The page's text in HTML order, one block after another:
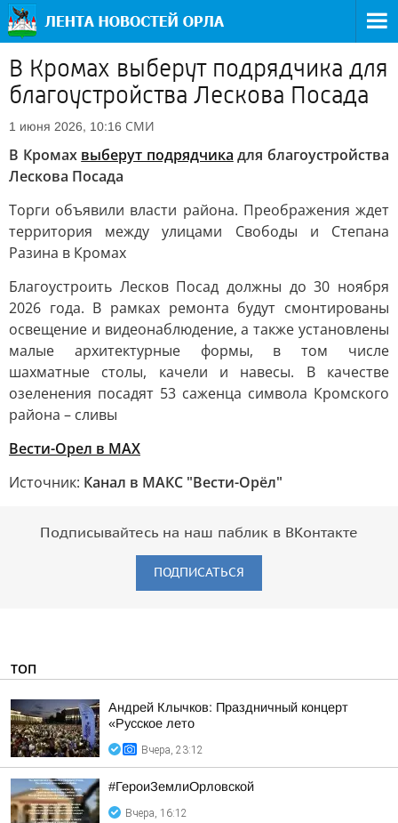
В Кромах выберут подрядчика для
благоустройства Лескова Посада
1 июня 2026, 10:16 СМИ
В Кромах выберут подрядчика для благоустройства
Лескова Посада
Торги объявили власти района. Преображения ждет
территория между улицами Свободы и Степана
Разина в Кромах
Благоустроить Лесков Посад должны до 30 ноября
2026 года. В рамках ремонта будут смонтированы
освещение и видеонаблюдение, а также установлены
малые архитектурные формы, в том числе
шахматные столы, качели и навесы. В качестве
озеленения посадят 53 саженца символа Кромского
района – сливы
Вести-Орел в МАХ
Источник: Канал в МАКС "Вести-Орёл"
Подписывайтесь на наш паблик в ВКонтакте
ПОДПИСАТЬСЯ
ТОП
Андрей Клычков: Праздничный концерт
«Русское лето
Вчера, 23:12
#ГероиЗемлиОрловской
Вчера, 16:12